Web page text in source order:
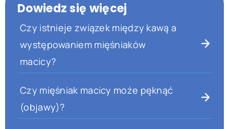
Dowiedz się więcej
Czy istnieje związek między kawą a
występowaniem mięśniaków
macicy?
Czy mięśniak macicy może pęknąć
(objawy)?